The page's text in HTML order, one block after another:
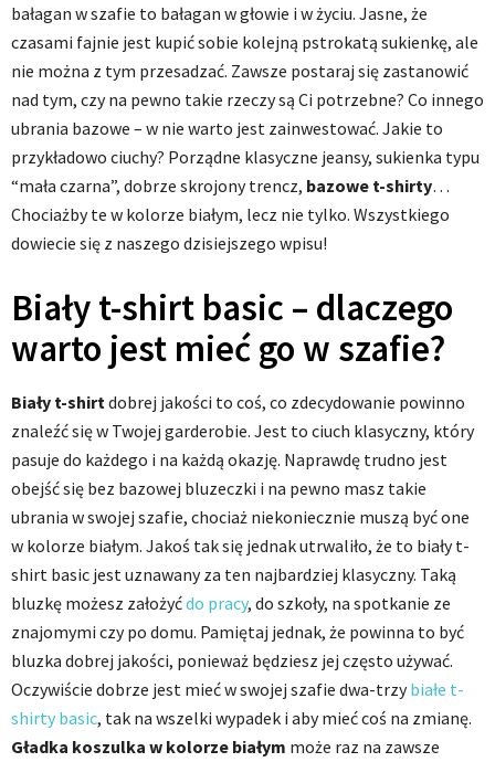
bałagan w szafie to bałagan w głowie i w życiu. Jasne, że
czasami fajnie jest kupić sobie kolejną pstrokatą sukienkę, ale
nie można z tym przesadzać. Zawsze postaraj się zastanowić
nad tym, czy na pewno takie rzeczy są Ci potrzebne? Co innego
ubrania bazowe – w nie warto jest zainwestować. Jakie to
przykładowo ciuchy? Porządne klasyczne jeansy, sukienka typu
“mała czarna”, dobrze skrojony trencz, bazowe t-shirty…
Chociażby te w kolorze białym, lecz nie tylko. Wszystkiego
dowiecie się z naszego dzisiejszego wpisu!
Biały t-shirt basic – dlaczego
warto jest mieć go w szafie?
Biały t-shirt dobrej jakości to coś, co zdecydowanie powinno
znaleźć się w Twojej garderobie. Jest to ciuch klasyczny, który
pasuje do każdego i na każdą okazję. Naprawdę trudno jest
obejść się bez bazowej bluzeczki i na pewno masz takie
ubrania w swojej szafie, chociaż niekoniecznie muszą być one
w kolorze białym. Jakoś tak się jednak utrwaliło, że to biały t-
shirt basic jest uznawany za ten najbardziej klasyczny. Taką
bluzkę możesz założyćdo pracy, do szkoły, na spotkanie ze
znajomymi czy po domu. Pamiętaj jednak, że powinna to być
bluzka dobrej jakości, ponieważ będziesz jej często używać.
Oczywiście dobrze jest mieć w swojej szafie dwa-trzybiałe t-
shirty basic, tak na wszelki wypadek i aby mieć coś na zmianę.
Gładka koszulka w kolorze białym może raz na zawsze